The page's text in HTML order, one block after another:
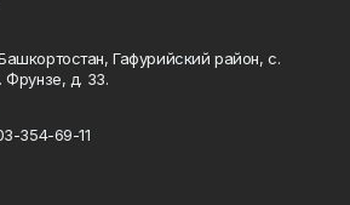
Гафурийский район, с.
Фрунзе, д. 33.
354-69-11